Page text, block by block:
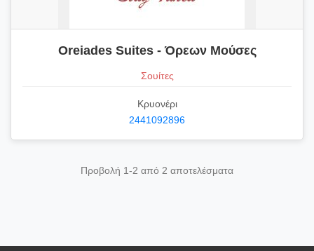
Oreiades Suites - Όρεων Μούσες
Σουίτες
Κρυονέρι
2441092896
Προβολή 1-2 από 2 αποτελέσματα